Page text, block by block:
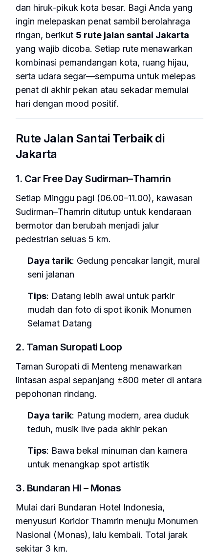
dan hiruk-pikuk kota besar. Bagi Anda yang
ingin melepaskan penat sambil berolahraga
ringan, berikut 5 rute jalan santai Jakarta
yang wajib dicoba. Setiap rute menawarkan
kombinasi pemandangan kota, ruang hijau,
serta udara segar—sempurna untuk melepas
penat di akhir pekan atau sekadar memulai
hari dengan mood positif.
Rute Jalan Santai Terbaik di
Jakarta
1. Car Free Day Sudirman–Thamrin
Setiap Minggu pagi (06.00–11.00), kawasan
Sudirman–Thamrin ditutup untuk kendaraan
bermotor dan berubah menjadi jalur
pedestrian seluas 5 km.
Daya tarik: Gedung pencakar langit, mural
seni jalanan
Tips: Datang lebih awal untuk parkir
mudah dan foto di spot ikonik Monumen
Selamat Datang
2. Taman Suropati Loop
Taman Suropati di Menteng menawarkan
lintasan aspal sepanjang ±800 meter di antara
pepohonan rindang.
Daya tarik: Patung modern, area duduk
teduh, musik live pada akhir pekan
Tips: Bawa bekal minuman dan kamera
untuk menangkap spot artistik
3. Bundaran HI – Monas
Mulai dari Bundaran Hotel Indonesia,
menyusuri Koridor Thamrin menuju Monumen
Nasional (Monas), lalu kembali. Total jarak
sekitar 3 km.